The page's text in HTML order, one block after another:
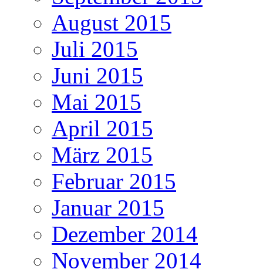
August 2015
Juli 2015
Juni 2015
Mai 2015
April 2015
März 2015
Februar 2015
Januar 2015
Dezember 2014
November 2014